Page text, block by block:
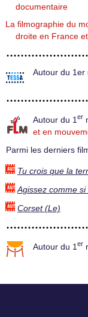
documentaire
La filmographie du
droite en France
Autour du 1er
Autour du 1 er
et en
Parmi les derniers
Tu crois que la
Agissez comme
Corset (Le)
Autour du 1 er